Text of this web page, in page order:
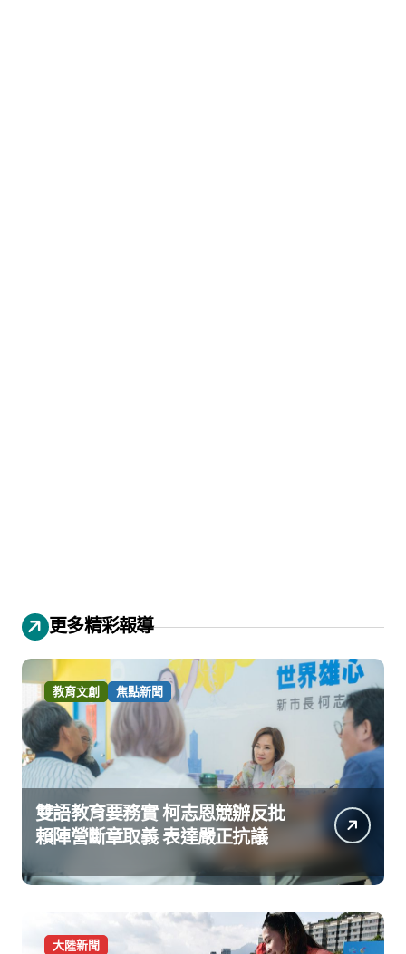
更多精彩報導
教育文創 焦點新聞
雙語教育要務實 柯志恩競辦反批
賴陣營斷章取義 表達嚴正抗議
大陸新聞